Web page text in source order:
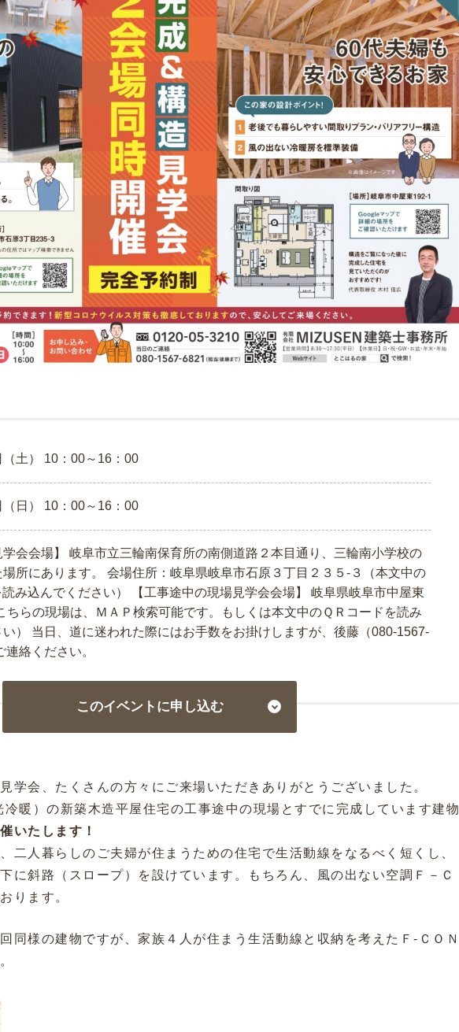
土） 10：00～16：00
日） 10：00～16：00
学会会場】 岐阜市立三輪南保育所の南側道路２本目通り、三輪南小学校の
所にあります。 会場住所：岐阜県岐阜市石原３丁目２３５-３（本文中の
読み込んでください） 【工事途中の現場見学会会場】 岐阜県岐阜市中屋東
ちらの現場は、ＭＡＰ検索可能です。もしくは本文中のＱＲコードを読み
） 当日、道に迷われた際にはお手数をお掛けしますが、後藤（080-1567-
絡ください。
このイベントに申し込む
学会、たくさんの方々にご来場いただきありがとうございました。
暖）の新築木造平屋住宅の工事途中の現場とすでに完成しています建物
いたします！
二人暮らしのご夫婦が住まうための住宅で生活動線をなるべく短くし、
に斜路（スロープ）を設けています。もちろん、風の出ない空調Ｆ－Ｃ
ります。
同様の建物ですが、家族４人が住まう生活動線と収納を考えたＦ-ＣＯＮ